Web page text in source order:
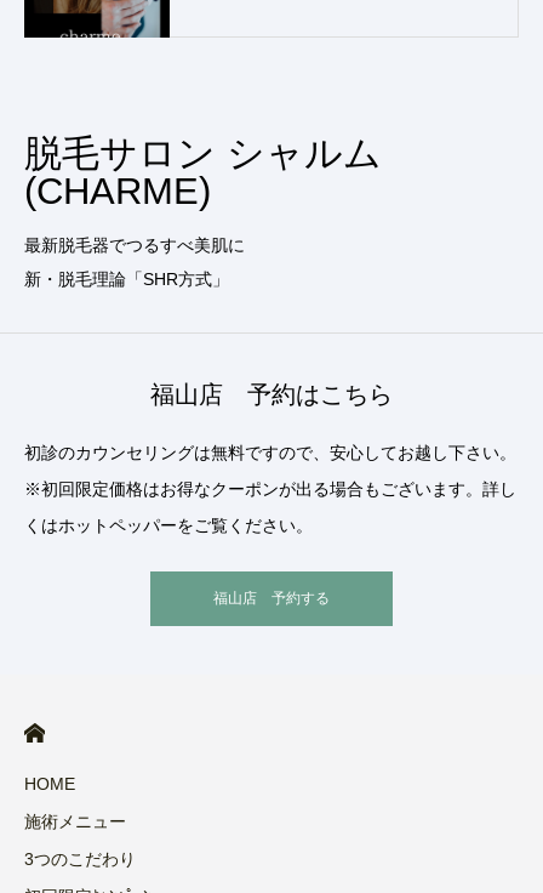
脱毛サロン シャルム
(CHARME)
最新脱毛器でつるすべ美肌に
新・脱毛理論「SHR方式」
福山店 予約はこちら
初診のカウンセリングは無料ですので、安心してお越し下さい。
※初回限定価格はお得なクーポンが出る場合もございます。詳し
くはホットペッパーをご覧ください。
福山店 予約する
HOME
施術メニュー
3つのこだわり